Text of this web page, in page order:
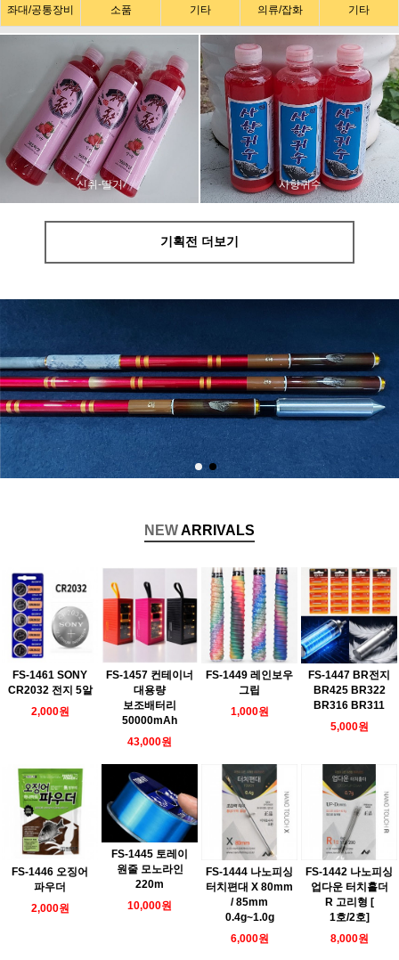
좌대/공통장비 소품 기타 의류/잡화 기타
신취-딸기 사향귀수
기획전 더보기
NEWARRIVALS
FS-1461 SONY
CR2032 전지 5알
2,000원
FS-1457 컨테이너
대용량
보조배터리
50000mAh
43,000원
FS-1449 레인보우
그립
1,000원
FS-1447 BR전지
BR425 BR322
BR316 BR311
5,000원
FS-1446 오징어
파우더
2,000원
FS-1445 토레이
원줄 모노라인
220m
10,000원
FS-1444 나노피싱
터치편대 X 80mm
/ 85mm
0.4g~1.0g
6,000원
FS-1442 나노피싱
업다운 터치홀더
R 고리형 [
1호/2호]
8,000원